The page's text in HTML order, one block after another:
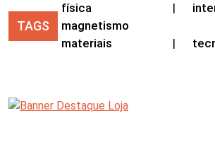
TAGS
física |
magnetismo
materiais
|